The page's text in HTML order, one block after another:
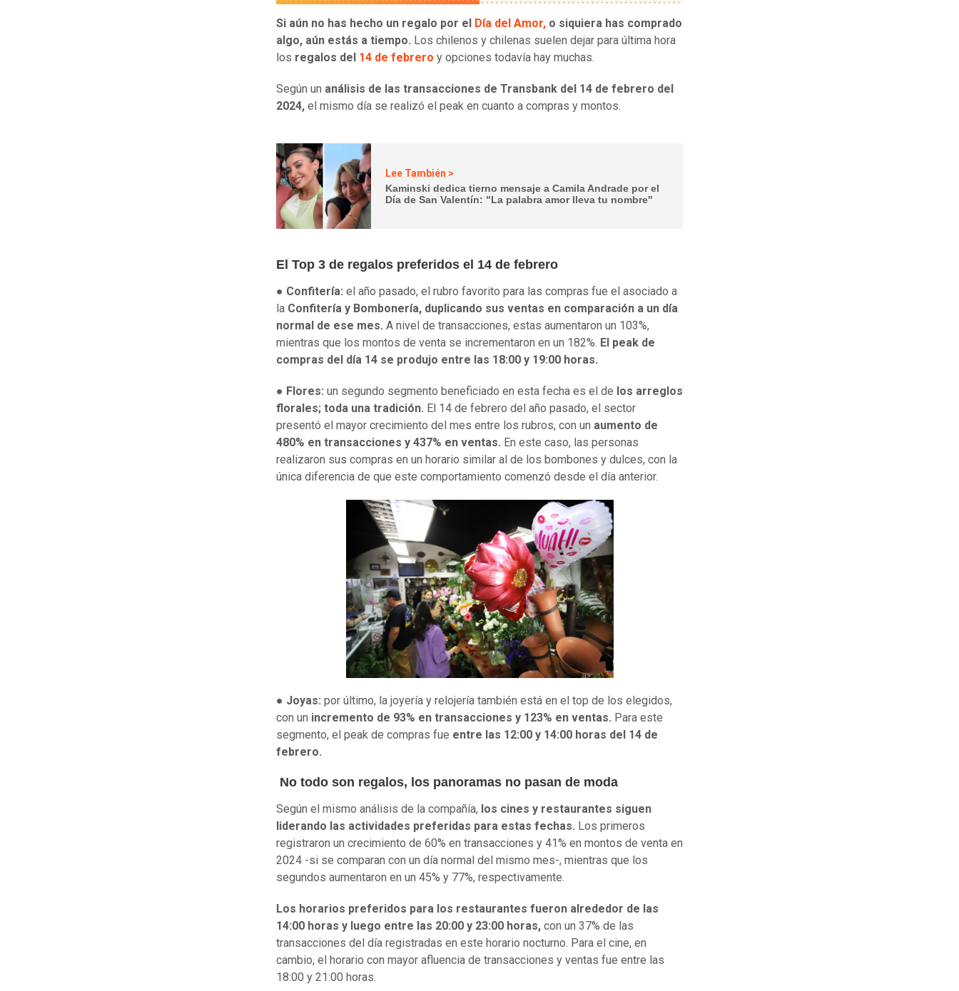
Si aún no has hecho un regalo por el Día del Amor, o siquiera has comprado
algo, aún estás a tiempo. Los chilenos y chilenas suelen dejar para última hora
los regalos del 14 de febrero y opciones todavía hay muchas.
Según un análisis de las transacciones de Transbank del 14 de febrero del
2024, el mismo día se realizó el peak en cuanto a compras y montos.
Lee También >
Kaminski dedica tierno mensaje a Camila Andrade por el
Día de San Valentín: "La palabra amor lleva tu nombre"
El Top 3 de regalos preferidos el 14 de febrero
● Confitería: el año pasado, el rubro favorito para las compras fue el asociado a
la Confitería y Bombonería, duplicando sus ventas en comparación a un día
normal de ese mes. A nivel de transacciones, estas aumentaron un 103%,
mientras que los montos de venta se incrementaron en un 182%. El peak de
compras del día 14 se produjo entre las 18:00 y 19:00 horas.
● Flores: un segundo segmento beneficiado en esta fecha es el de los arreglos
florales; toda una tradición. El 14 de febrero del año pasado, el sector
presentó el mayor crecimiento del mes entre los rubros, con un aumento de
480% en transacciones y 437% en ventas. En este caso, las personas
realizaron sus compras en un horario similar al de los bombones y dulces, con la
única diferencia de que este comportamiento comenzó desde el día anterior.
● Joyas: por último, la joyería y relojería también está en el top de los elegidos,
con un incremento de 93% en transacciones y 123% en ventas. Para este
segmento, el peak de compras fue entre las 12:00 y 14:00 horas del 14 de
febrero.
No todo son regalos, los panoramas no pasan de moda
Según el mismo análisis de la compañía, los cines y restaurantes siguen
liderando las actividades preferidas para estas fechas. Los primeros
registraron un crecimiento de 60% en transacciones y 41% en montos de venta en
2024 -si se comparan con un día normal del mismo mes-, mientras que los
segundos aumentaron en un 45% y 77%, respectivamente.
Los horarios preferidos para los restaurantes fueron alrededor de las
14:00 horas y luego entre las 20:00 y 23:00 horas, con un 37% de las
transacciones del día registradas en este horario nocturno. Para el cine, en
cambio, el horario con mayor afluencia de transacciones y ventas fue entre las
18:00 y 21:00 horas.